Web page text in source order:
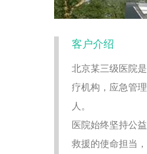
客户介绍
北京某三级医院
疗机构，应急管
人。
医院始终坚持公
救援的使命担当